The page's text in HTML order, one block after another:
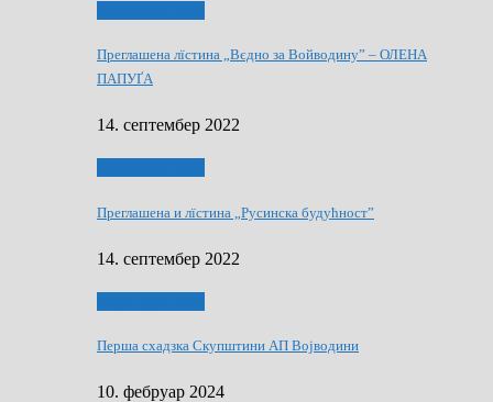
Преглашена лїстина „Вєдно за Войводину” – ОЛЕНА
ПАПУҐА
14. септембер 2022
Преглашена и лїстина „Русинска будућност”
14. септембер 2022
Перша схадзка Скупштини АП Војводини
10. фебруар 2024